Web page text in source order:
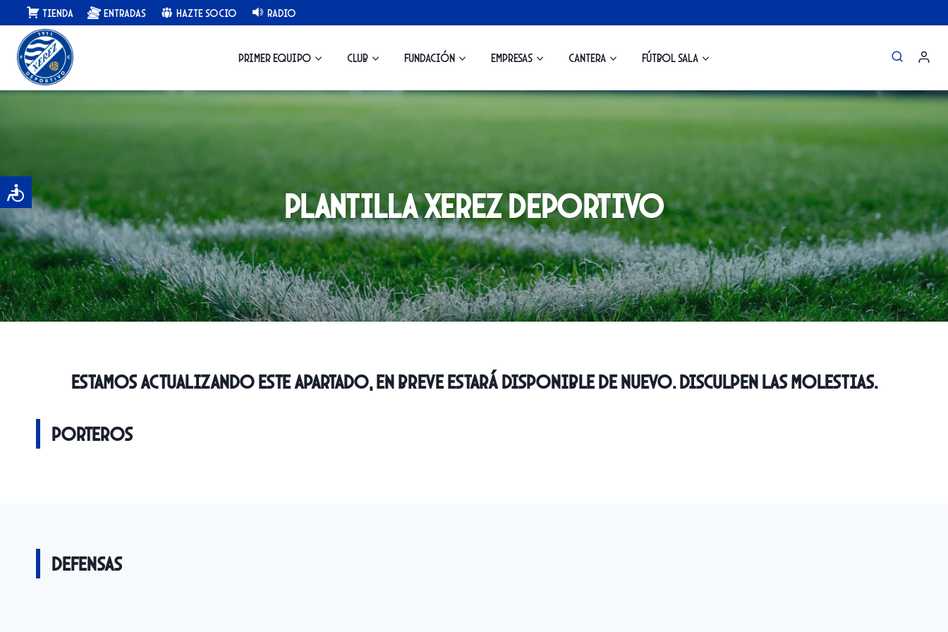
Saltar
al
contenido
Tienda Entradas Hazte Socio Radio
Primer equipo Club Fundación Empresas Cantera Fútbol Sala
Plantilla Xerez Deportivo
Estamos actualizando este apartado, en breve estará disponible de nuevo. disculpen las molestias.
Porteros
Defensas